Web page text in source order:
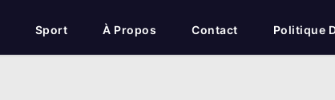
Sport À Propos Contact Politique